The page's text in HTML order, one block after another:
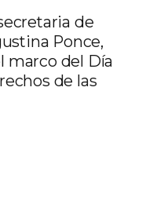
de
Ponce,
marco del Día
de las